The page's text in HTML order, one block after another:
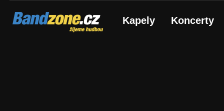
Bandzone.cz
žijeme hudbou Kapely Koncerty